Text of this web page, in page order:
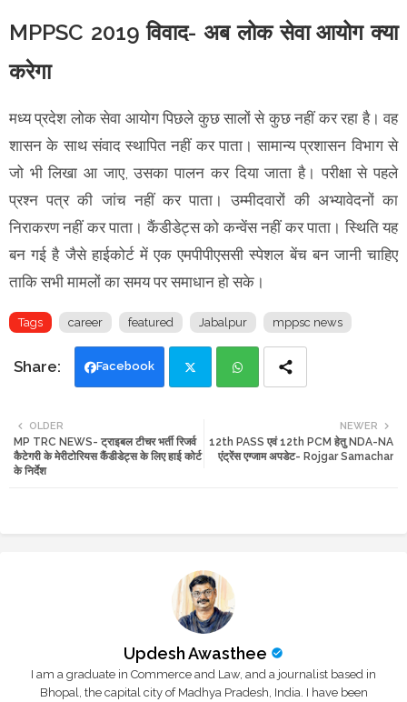
MPPSC 2019 विवाद- अब लोक सेवा आयोग क्या
करेगा
मध्य प्रदेश लोक सेवा आयोग पिछले कुछ सालों से कुछ नहीं कर रहा है। वह
शासन के साथ संवाद स्थापित नहीं कर पाता। सामान्य प्रशासन विभाग से
जो भी लिखा आ जाए, उसका पालन कर दिया जाता है। परीक्षा से पहले
प्रश्न पत्र की जांच नहीं कर पाता। उम्मीदवारों की अभ्यावेदनों का
निराकरण नहीं कर पाता। कैंडीडेट्स को कन्वेंस नहीं कर पाता। स्थिति यह
बन गई है जैसे हाईकोर्ट में एक एमपीपीएससी स्पेशल बेंच बन जानी चाहिए
ताकि सभी मामलों का समय पर समाधान हो सके।
Tags career featured Jabalpur mppsc news
Facebook
tte ats
NEWER
12th PASS एवं 12th PCM हेतु NDA-NA
एंट्रेंस एग्जाम अपडेट- Rojgar Samachar
OLDER
MP TRC NEWS- ट्राइबल टीचर भर्ती रिजर्व
कैटेगरी के मेरीटोरियस कैंडीडेट्स के लिए हाई कोर्ट
के निर्देश
Updesh Awasthee
I am a graduate in Commerce and Law, and a journalist based in
Bhopal, the capital city of Madhya Pradesh, India. I have been